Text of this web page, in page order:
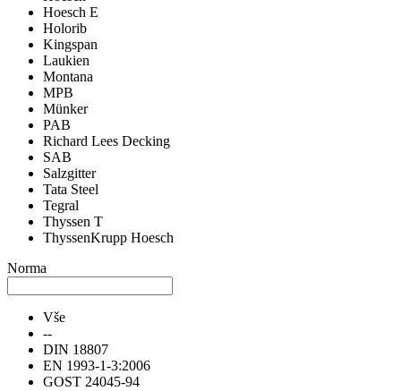
Hoesch E
Holorib
Kingspan
Laukien
Montana
MPB
Münker
PAB
Richard Lees Decking
SAB
Salzgitter
Tata Steel
Tegral
Thyssen T
ThyssenKrupp Hoesch
Norma
Vše
--
DIN 18807
EN 1993-1-3:2006
GOST 24045-94